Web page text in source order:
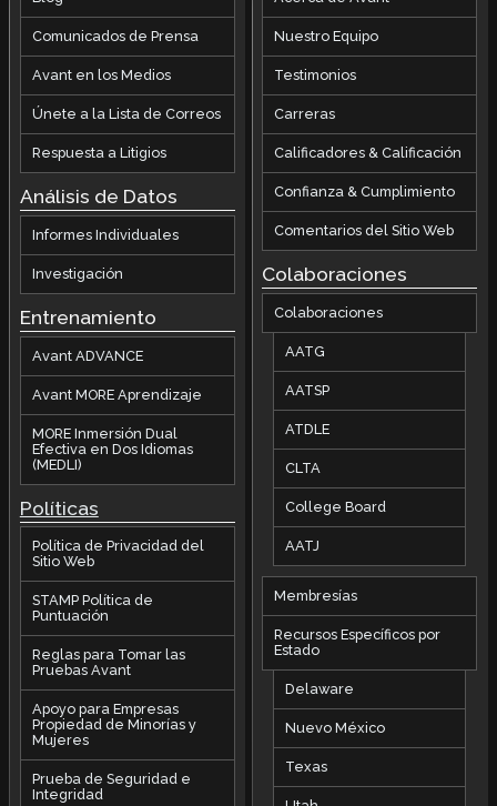
Comunicados de Prensa
Avant en los Medios
Únete a la Lista de Correos
Respuesta a Litigios
Análisis de Datos
Informes Individuales
Investigación
Entrenamiento
Avant ADVANCE
Avant MORE Aprendizaje
MORE Inmersión Dual
Efectiva en Dos Idiomas
(MEDLI)
Políticas
Política de Privacidad del
Sitio Web
STAMP Política de
Puntuación
Reglas para Tomar las
Pruebas Avant
Apoyo para Empresas
Propiedad de Minorías y
Mujeres
Prueba de Seguridad e
Integridad
Nuestro Equipo
Testimonios
Carreras
Calificadores & Calificación
Confianza & Cumplimiento
Comentarios del Sitio Web
Colaboraciones
Colaboraciones
AATG
AATSP
ATDLE
CLTA
College Board
AATJ
Membresías
Recursos Específicos por
Estado
Delaware
Nuevo México
Texas